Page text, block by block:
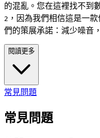
的混亂。您在這裡找不到
2 ，因為我們相信這是一
們的策展承諾：減少噪音
閱讀更多
常見問題
常見問題